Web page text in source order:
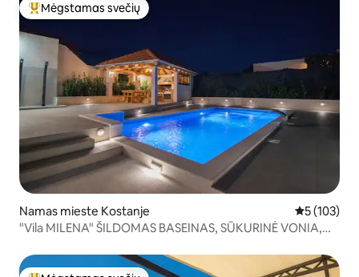
Svečių mėgstamiausias
Mėgstamas svečių
Namas mieste Kostanje Vidutinis
5 (103)
"Vila MILENA" ŠILDOMAS BASEINAS, SŪKURINĖ VONIA,